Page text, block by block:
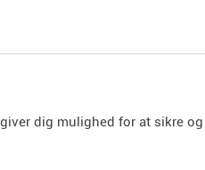
dig mulighed for at sikre